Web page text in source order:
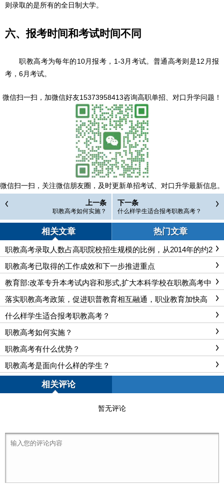
则录取的是所有的全日制大学。
六、报考时间和考试时间不同
职教高考为每年的10月报考，1-3月考试。普通高考则是12月报
考，6月考试。
微信扫一扫， 加微信好友15373958413咨询高职单招、对口升学问题 ！
微信扫一扫， 关注微信朋友圈，及时更新单招考试、对口升学最新信息。
上一条
职教高考如何实施？
下一条
什么样学生适合报考职教高考？
相关文章 热门文章
职教高考录取人数占高职院校招生规模的比例，从2014年的约2
0%增加至2023年的60%以上
职教高考已取得的工作成效和下一步推进重点
教育部:改革专升本考试内容和形式,扩大本科学校在职教高考中
的招生规模
落实职教高考政策，促进职普教育相互融通，职业教育加快高
层次人才培养
什么样学生适合报考职教高考？
职教高考如何实施？
职教高考有什么优势？
职教高考是面向什么样的学生？
相关评论
暂无评论